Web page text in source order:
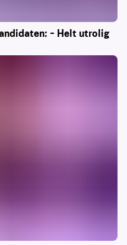
– Helt utrolig